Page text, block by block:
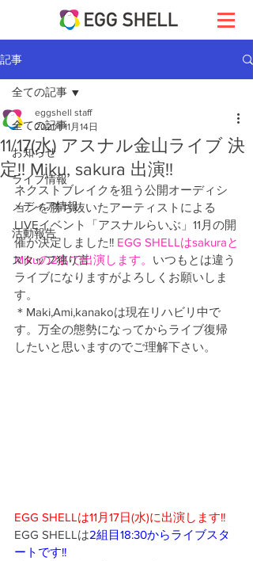
記事
全ての記事
お知らせ
ライブ情報
メディア情報
活動報告
スタッフ独り言
全ての記事
11/17(水) アスナル金山ライブ 決
定!! Miku, sakura 出演!!
eggshell staff
2021年11月14日
ネクストブレイクを狙う公開オーディシ
ョンを勝ち抜いたアーティストによる
LIVEイベント「アスナルらいぶ」11月の開
催が決定しました!! EGG SHELLはsakuraと
Mikuの2名で出演します。 いつもとは違う
ライブになりますがよろしくお願いしま
す。
＊Maki,Ami,kanakoは現在リハビリ中で
す。万全の態勢になってからライブ復帰
したいと思いますのでご理解下さい。
EGG SHELLは11月17日(水)に出演します!!
EGG SHELLは2組目18:30からライブスタ
ートです!!